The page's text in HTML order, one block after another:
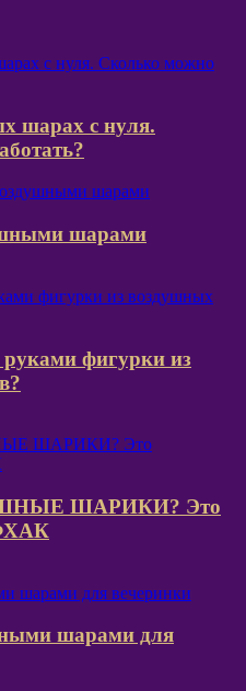
шарах с нуля.
шарами
фигурки из
ШАРИКИ? Это
шарами для